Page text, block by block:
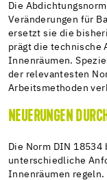
Die
Veränderungen für
ersetzt sie die
prägt die technische
Innenräumen.
der relevantesten
Arbeitsmethoden
NEUERUNGEN
Die Norm DIN
unterschiedliche
Innenräumen